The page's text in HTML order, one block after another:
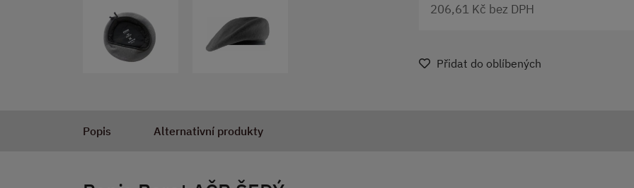
206,61 Kč bez DPH
Přidat do oblíbených
Popis Alternativní produkty